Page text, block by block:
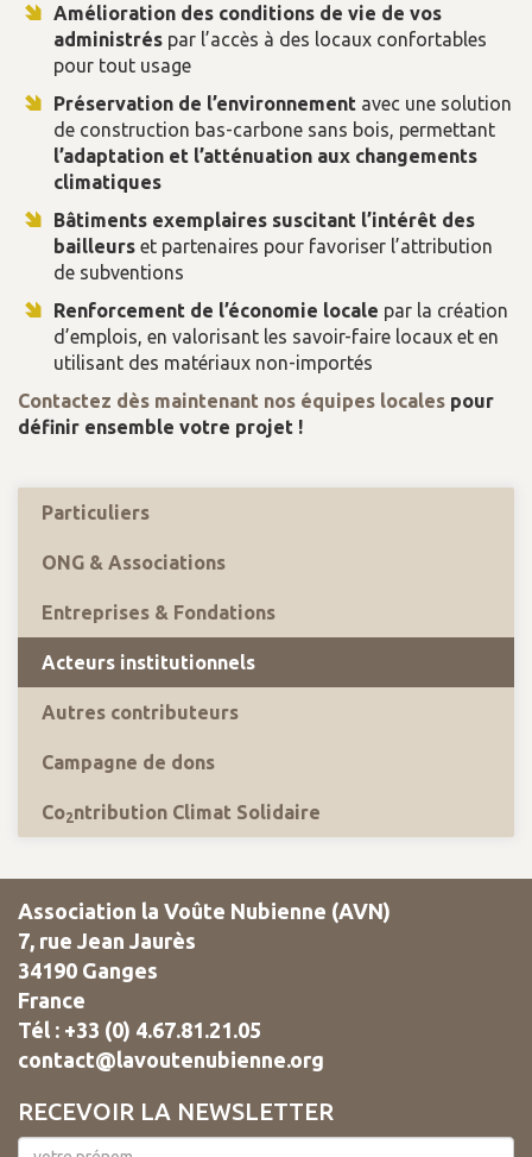
Amélioration des conditions de vie de vos
administrés par l’accès à des locaux confortables
pour tout usage
Préservation de l’environnement avec une solution
de construction bas-carbone sans bois, permettant
l’adaptation et l’atténuation aux changements
climatiques
Bâtiments exemplaires suscitant l’intérêt des
bailleurs et partenaires pour favoriser l’attribution
de subventions
Renforcement de l’économie locale par la création
d’emplois, en valorisant les savoir-faire locaux et en
utilisant des matériaux non-importés
Contactez dès maintenant nos équipes locales pour
définir ensemble votre projet !
Particuliers
ONG & Associations
Entreprises & Fondations
Acteurs institutionnels
Autres contributeurs
Campagne de dons
Co2ntribution Climat Solidaire
Association la Voûte Nubienne (AVN)
7, rue Jean Jaurès
34190 Ganges
France
Tél : +33 (0) 4.67.81.21.05
contact@lavoutenubienne.org
RECEVOIR LA NEWSLETTER